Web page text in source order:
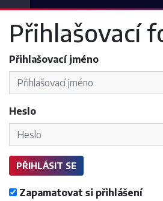
Přihlašovací
Přihlašovací jméno
Heslo
PŘIHLÁSIT SE
Zapamatovat si přihlášení